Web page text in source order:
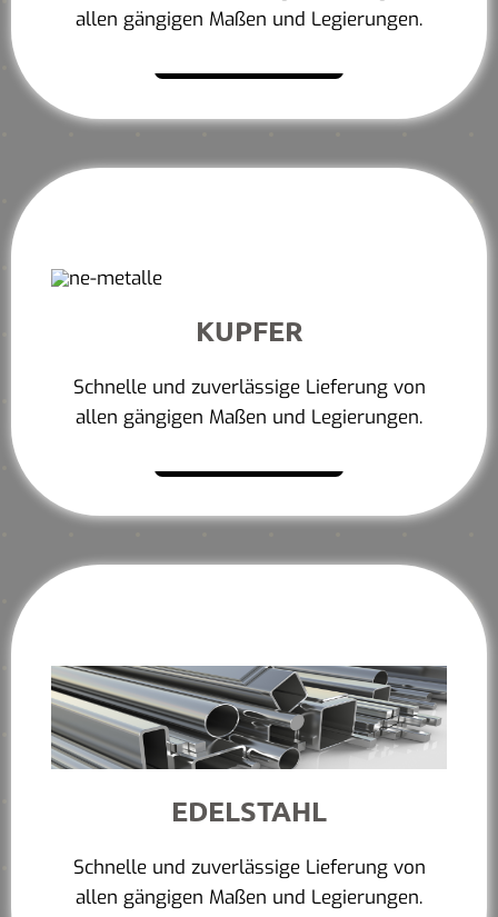
allen gängigen Maßen und Legierungen.
KUPFER
Schnelle und zuverlässige Lieferung von
allen gängigen Maßen und Legierungen.
EDELSTAHL
Schnelle und zuverlässige Lieferung von
allen gängigen Maßen und Legierungen.